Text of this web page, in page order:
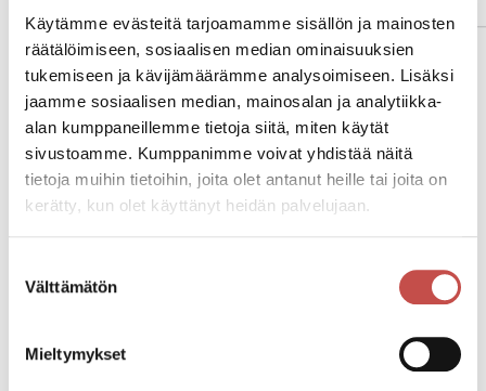
Käytämme evästeitä tarjoamamme sisällön ja mainosten
räätälöimiseen, sosiaalisen median ominaisuuksien
tukemiseen ja kävijämäärämme analysoimiseen. Lisäksi
jaamme sosiaalisen median, mainosalan ja analytiikka-
alan kumppaneillemme tietoja siitä, miten käytät
sivustoamme. Kumppanimme voivat yhdistää näitä
tietoja muihin tietoihin, joita olet antanut heille tai joita on
kerätty, kun olet käyttänyt heidän palvelujaan.
valinta
Välttämätön
Mieltymykset
Buukkaukset
Lasse Hyytinen
045 6460 170
rokkenrollforever@gmail.com
Rokkenroll Forever ry